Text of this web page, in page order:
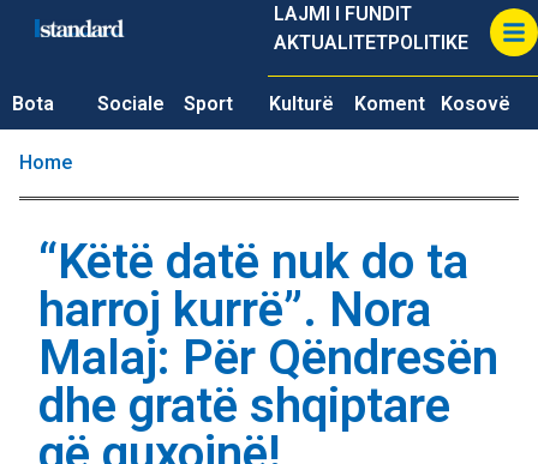
LAJMI I FUNDIT
AKTUALITETPOLITIKE
Bota Sociale Sport Kulturë Koment Kosovë
Home
“Këtë datë nuk do ta
harroj kurrë”. Nora
Malaj: Për Qëndresën
dhe gratë shqiptare